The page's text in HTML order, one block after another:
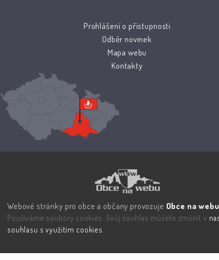
Prohlášení o přístupnosti
Odběr novinek
Mapa webu
Kontakty
Webové stránky pro obce a občany provozuje Obce na
Používáme soubory cookies. Svůj souhlas můžete změnit v
souhlasu s využitím cookies.